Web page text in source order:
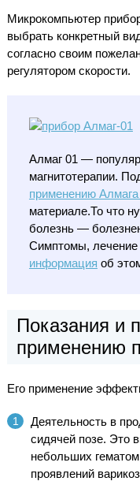
Микрокомпьютер
выбрать конкретный
согласно своим
регулятором скорости.
Алмаг 01 —
магнитотерапии.
применению Алмага
материале.То что
болезнь —
Симптомы, лечение
информация об
Показания и
применению
Его применение
Деятельность в
сидячей позе. Это
небольших
проявлений